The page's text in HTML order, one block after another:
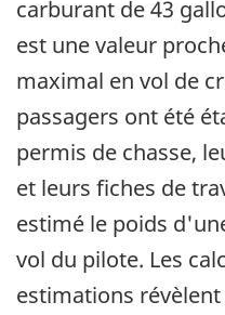
carburant de 43
est une valeur
maximal en vol de
passagers ont été
permis de chasse,
et leurs fiches de
estimé le poids
vol du pilote. Les
estimations